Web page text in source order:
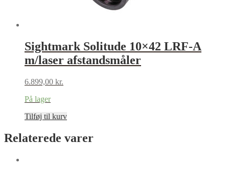
Sightmark Solitude 10×42 LRF-A
m/laser afstandsmåler
6.899,00 kr.
På lager
Tilføj til kurv
Relaterede varer